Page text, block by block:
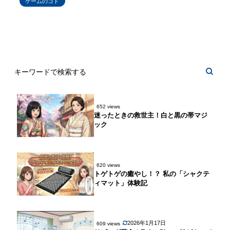
652 views
迷ったときの救世主！白と黒の帯マジ
ック
620 views
トゲトゲの癒やし！？ 私の「シャクテ
ィマット」体験記
609 views 2026年1月17日